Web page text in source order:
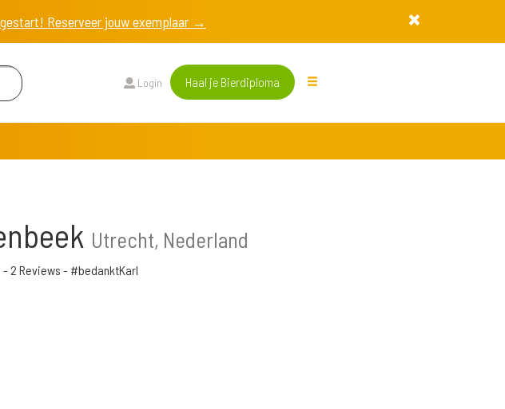
Reserveer jouw exemplaar →
Login Haal je Bierdiploma
Utrecht, Nederland
- 2 Reviews - #bedanktKarl